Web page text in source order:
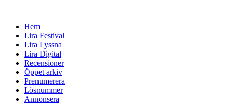
Hem
Lira Festival
Lira Lyssna
Lira Digital
Recensioner
Öppet arkiv
Prenumerera
Lösnummer
Annonsera